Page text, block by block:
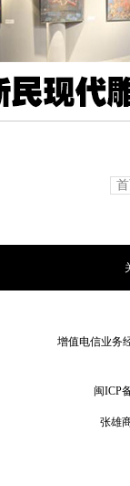
首
增值电信业务
闽ICP
张雄